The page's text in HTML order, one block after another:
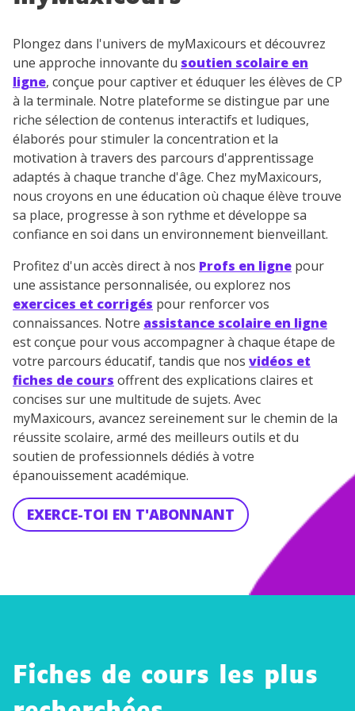
Plongez dans l'univers de myMaxicours et découvrez
une approche innovante du soutien scolaire en
ligne, conçue pour captiver et éduquer les élèves de CP
à la terminale. Notre plateforme se distingue par une
riche sélection de contenus interactifs et ludiques,
élaborés pour stimuler la concentration et la
motivation à travers des parcours d'apprentissage
adaptés à chaque tranche d'âge. Chez myMaxicours,
nous croyons en une éducation où chaque élève trouve
sa place, progresse à son rythme et développe sa
confiance en soi dans un environnement bienveillant.
Profitez d'un accès direct à nos Profs en ligne pour
une assistance personnalisée, ou explorez nos
exercices et corrigés pour renforcer vos
connaissances. Notre assistance scolaire en ligne
est conçue pour vous accompagner à chaque étape de
votre parcours éducatif, tandis que nos vidéos et
fiches de cours offrent des explications claires et
concises sur une multitude de sujets. Avec
myMaxicours, avancez sereinement sur le chemin de la
réussite scolaire, armé des meilleurs outils et du
soutien de professionnels dédiés à votre
épanouissement académique.
EXERCE-TOI EN T'ABONNANT
Fiches de cours les plus